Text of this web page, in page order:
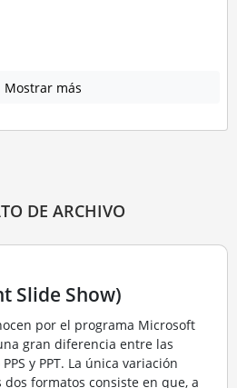
Mostrar más
DE ARCHIVO
Slide Show)
por el programa Microsoft
gran diferencia entre las
y PPT. La única variación
formatos consiste en que, a